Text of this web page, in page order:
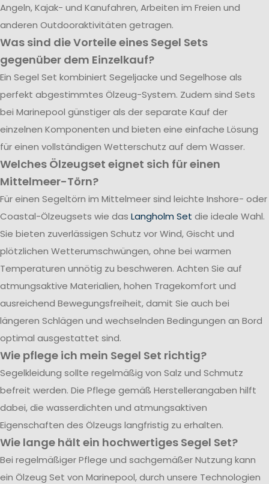
Angeln, Kajak- und Kanufahren, Arbeiten im Freien und
anderen Outdooraktivitäten getragen.
Was sind die Vorteile eines Segel Sets
gegenüber dem Einzelkauf?
Ein Segel Set kombiniert Segeljacke und Segelhose als
perfekt abgestimmtes Ölzeug-System. Zudem sind Sets
bei Marinepool günstiger als der separate Kauf der
einzelnen Komponenten und bieten eine einfache Lösung
für einen vollständigen Wetterschutz auf dem Wasser.
Welches Ölzeugset eignet sich für einen
Mittelmeer-Törn?
Für einen Segeltörn im Mittelmeer sind leichte Inshore- oder
Coastal-Ölzeugsets wie das Langholm Set die ideale Wahl.
Sie bieten zuverlässigen Schutz vor Wind, Gischt und
plötzlichen Wetterumschwüngen, ohne bei warmen
Temperaturen unnötig zu beschweren. Achten Sie auf
atmungsaktive Materialien, hohen Tragekomfort und
ausreichend Bewegungsfreiheit, damit Sie auch bei
längeren Schlägen und wechselnden Bedingungen an Bord
optimal ausgestattet sind.
Wie pflege ich mein Segel Set richtig?
Segelkleidung sollte regelmäßig von Salz und Schmutz
befreit werden. Die Pflege gemäß Herstellerangaben hilft
dabei, die wasserdichten und atmungsaktiven
Eigenschaften des Ölzeugs langfristig zu erhalten.
Wie lange hält ein hochwertiges Segel Set?
Bei regelmäßiger Pflege und sachgemäßer Nutzung kann
ein Ölzeug Set von Marinepool, durch unsere Technologien